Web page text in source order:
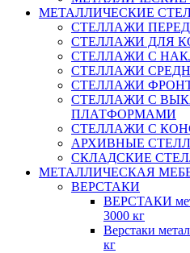
МЕТАЛЛИЧЕСКИЕ
СТЕЛЛАЖИ
СТЕЛЛАЖИ ДЛЯ
СТЕЛЛАЖИ С
СТЕЛЛАЖИ
СТЕЛЛАЖИ
СТЕЛЛАЖИ С
ПЛАТФОРМАМИ
СТЕЛЛАЖИ С
АРХИВНЫЕ
СКЛАДСКИЕ
МЕТАЛЛИЧЕСКАЯ
ВЕРСТАКИ
ВЕРСТАКИ
3000 кг
Верстаки
кг